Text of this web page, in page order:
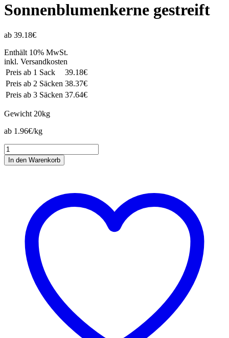
Sonnenblumenkerne gestreift
ab 39.18€
Enthält 10% MwSt.
inkl. Versandkosten
Preis ab 1 Sack
39.18€
Preis ab 2 Säcken 38.37€
Preis ab 3 Säcken 37.64€
Gewicht 20kg
ab 1.96€/kg
Sonnenblumenkerne
gestreift
Menge
In den Warenkorb